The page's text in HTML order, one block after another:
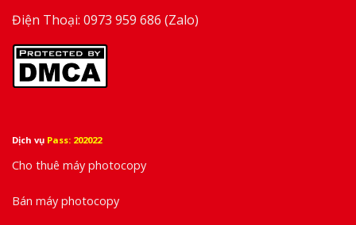
Điện Thoại: 0973 959 686 (Zalo)
Dịch vụ Pass: 202022
Cho thuê máy photocopy
Bán máy photocopy